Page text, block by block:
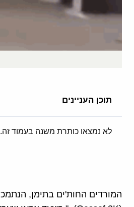
תוכן העניינים
לא נמצאו כותרת משנה בעמוד זה.